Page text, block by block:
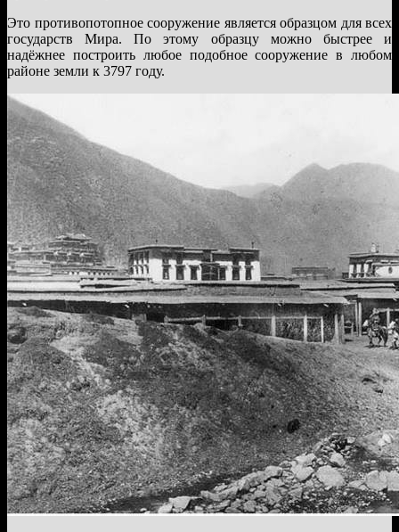
Это противопотопное сооружение является образцом для всех
государств Мира. По этому образцу можно быстрее и
надёжнее построить любое подобное сооружение в любом
районе земли к 3797 году.